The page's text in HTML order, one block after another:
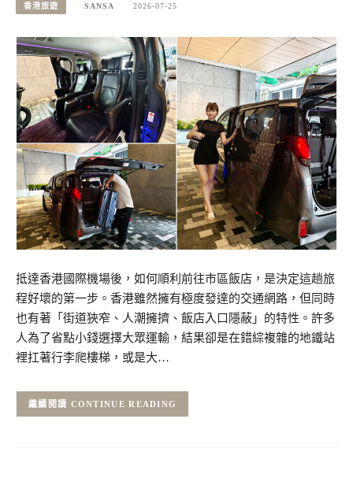
香港旅遊 SANSA 2026-07-25
抵達香港國際機場後，如何順利前往市區飯店，是決定這趟旅
程好壞的第一步。香港雖然擁有極度發達的交通網路，但同時
也有著「街道狹窄、人潮擁擠、飯店入口隱蔽」的特性。許多
人為了省點小錢選擇大眾運輸，結果卻是在錯綜複雜的地鐵站
裡扛著行李爬樓梯，或是大…
CONTINUE READING